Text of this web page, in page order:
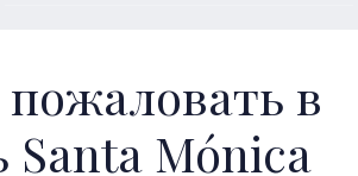
в
Santa Mónica